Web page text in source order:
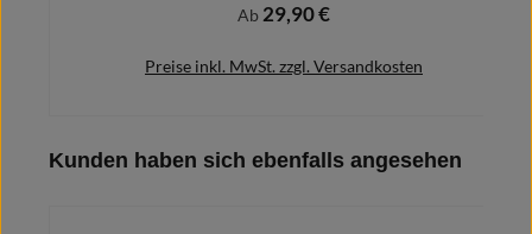
Regulärer Preis:
Ab 29,90 €
Preise inkl. MwSt. zzgl. Versandkosten
Produktgalerie überspringen
Kunden haben sich ebenfalls angesehen